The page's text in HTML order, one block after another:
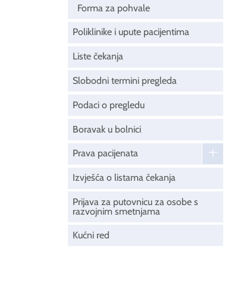
Forma za pohvale
Poliklinike i upute pacijentima
Liste čekanja
Slobodni termini pregleda
Podaci o pregledu
Boravak u bolnici
Prava pacijenata
Izvješća o listama čekanja
Prijava za putovnicu za osobe s
razvojnim smetnjama
Kućni red